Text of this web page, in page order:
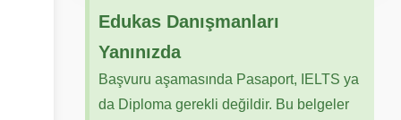
Edukas Danışmanları
Yanınızda
Başvuru aşamasında Pasaport, IELTS ya
da Diploma gerekli değildir. Bu belgeler